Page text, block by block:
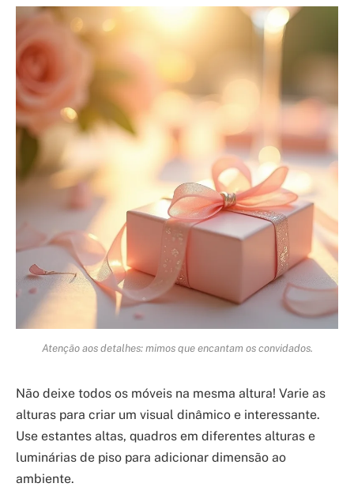
Atenção aos detalhes: mimos que encantam os convidados.
Não deixe todos os móveis na mesma altura! Varie as
alturas para criar um visual dinâmico e interessante.
Use estantes altas, quadros em diferentes alturas e
luminárias de piso para adicionar dimensão ao
ambiente.